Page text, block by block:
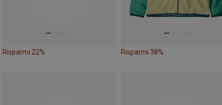
Risparmi 22% Risparmi 38%